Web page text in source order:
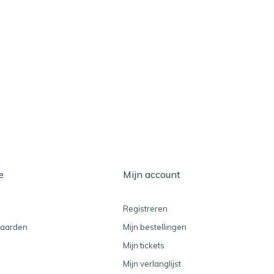
Mijn account
Registreren
Mijn bestellingen
Mijn tickets
Mijn verlanglijst